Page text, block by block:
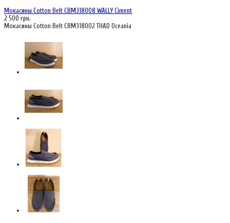
Мокасины Cotton Belt CBM318008 WALLY Ciment
2 500 грн.
Мокасины Cotton Belt CBM318002 THAD Oceania